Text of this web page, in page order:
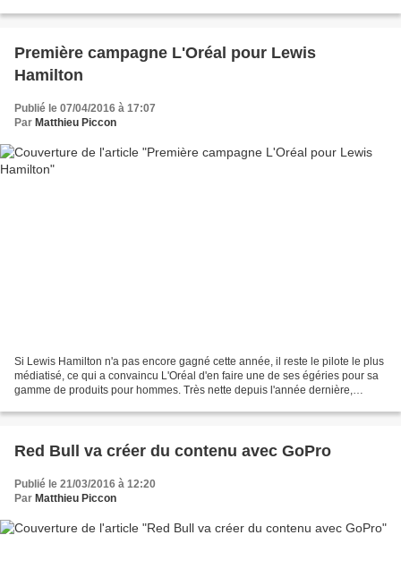
Première campagne L'Oréal pour Lewis
Hamilton
Publié le 07/04/2016 à 17:07
Par Matthieu Piccon
Si Lewis Hamilton n'a pas encore gagné cette année, il reste le pilote le plus
médiatisé, ce qui a convaincu L'Oréal d'en faire une de ses égéries pour sa
gamme de produits pour hommes. Très nette depuis l'année dernière,
Red Bull va créer du contenu avec GoPro
Publié le 21/03/2016 à 12:20
Par Matthieu Piccon